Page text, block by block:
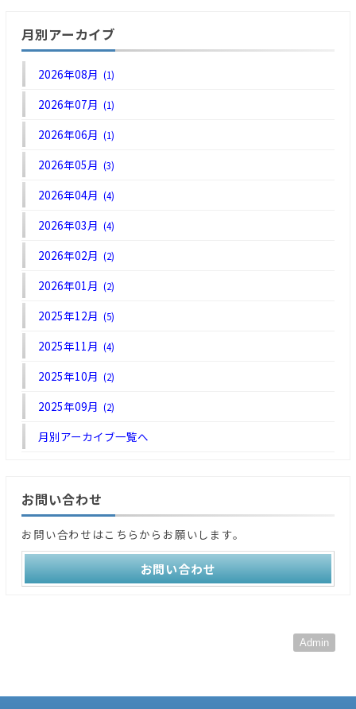
月別アーカイブ
2026年08月(1)
2026年07月(1)
2026年06月(1)
2026年05月(3)
2026年04月(4)
2026年03月(4)
2026年02月(2)
2026年01月(2)
2025年12月(5)
2025年11月(4)
2025年10月(2)
2025年09月(2)
月別アーカイブ一覧へ
お問い合わせ
お問い合わせはこちらからお願いします。
お問い合わせ
Admin